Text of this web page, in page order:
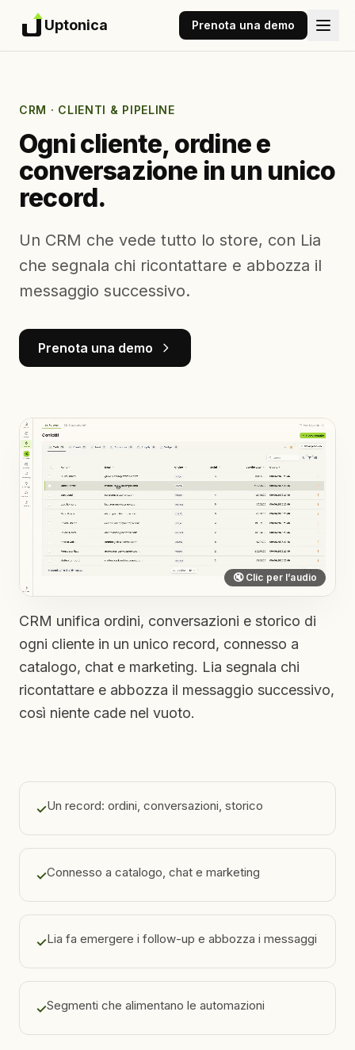
Uptonica Prenota una demo
CRM · CLIENTI & PIPELINE
Ogni cliente, ordine e
conversazione in un unico
record.
Un CRM che vede tutto lo store, con Lia
che segnala chi ricontattare e abbozza il
messaggio successivo.
Prenota una demo
🔇 Clic per l’audio
CRM unifica ordini, conversazioni e storico di
ogni cliente in un unico record, connesso a
catalogo, chat e marketing. Lia segnala chi
ricontattare e abbozza il messaggio successivo,
così niente cade nel vuoto.
✓Un record: ordini, conversazioni, storico
✓Connesso a catalogo, chat e marketing
✓Lia fa emergere i follow-up e abbozza i messaggi
✓Segmenti che alimentano le automazioni